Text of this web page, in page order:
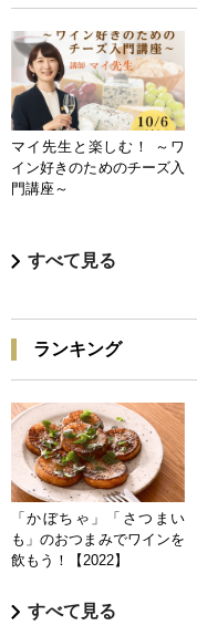
マイ先生と楽しむ！ ～ワ
イン好きのためのチーズ入
門講座～
すべて見る
ランキング
「かぼちゃ」「さつまい
も」のおつまみでワインを
飲もう！【2022】
すべて見る